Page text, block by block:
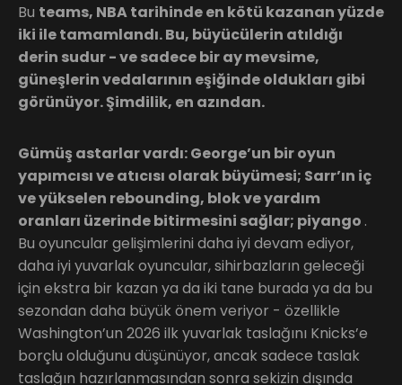
Bu teams, NBA tarihinde en kötü kazanan yüzde
iki ile tamamlandı. Bu, büyücülerin atıldığı
derin sudur - ve sadece bir ay mevsime,
güneşlerin vedalarının eşiğinde oldukları gibi
görünüyor. Şimdilik, en azından.
Gümüş astarlar vardı: George’un bir oyun
yapımcısı ve atıcısı olarak büyümesi; Sarr’ın iç
ve yükselen rebounding, blok ve yardım
oranları üzerinde bitirmesini sağlar; piyango .
Bu oyuncular gelişimlerini daha iyi devam ediyor,
daha iyi yuvarlak oyuncular, sihirbazların geleceği
için ekstra bir kazan ya da iki tane burada ya da bu
sezondan daha büyük önem veriyor - özellikle
Washington’un 2026 ilk yuvarlak taslağını Knicks’e
borçlu olduğunu düşünüyor, ancak sadece taslak
taslağın hazırlanmasından sonra sekizin dışında